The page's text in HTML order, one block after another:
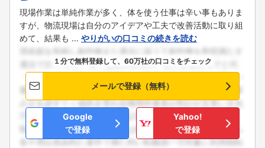
現場作業は単純作業が多く、体を使う仕事は辛い事もありま
すが、物流現場は自分のアイデアや工夫で改善活動に取り組
めて、結果も ... やりがいの口コミの続きを読む
１分で無料登録して、60万社の口コミをチェック
メールで登録（無料）
Google
で登録
Yahoo!
で登録